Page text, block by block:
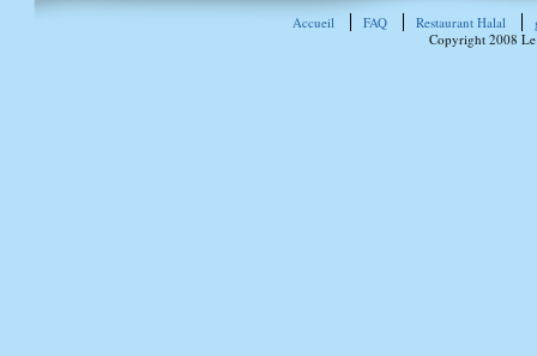
Accueil FAQ Restaurant Halal
Copyright 2008